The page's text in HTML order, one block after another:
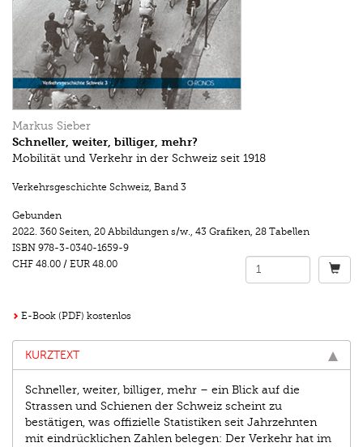
Markus Sieber
Schneller, weiter, billiger, mehr?
Mobilität und Verkehr in der Schweiz seit 1918
Verkehrsgeschichte Schweiz, Band 3
Gebunden
2022. 360 Seiten, 20 Abbildungen s/w., 43 Grafiken, 28 Tabellen
ISBN 978-3-0340-1659-9
CHF 48.00 / EUR 48.00
E-Book (PDF) kostenlos
KURZTEXT
Schneller, weiter, billiger, mehr – ein Blick auf die
Strassen und Schienen der Schweiz scheint zu
bestätigen, was offizielle Statistiken seit Jahrzehnten
mit eindrücklichen Zahlen belegen: Der Verkehr hat im